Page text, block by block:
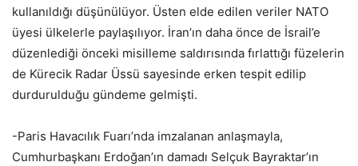
kullanıldığı düşünülüyor. Üsten elde edilen veriler NATO
üyesi ülkelerle paylaşılıyor. İran’ın daha önce de İsrail’e
düzenlediği önceki misilleme saldırısında fırlattığı füzelerin
de Kürecik Radar Üssü sayesinde erken tespit edilip
durdurulduğu gündeme gelmişti.
-Paris Havacılık Fuarı’nda imzalanan anlaşmayla,
Cumhurbaşkanı Erdoğan’ın damadı Selçuk Bayraktar’ın